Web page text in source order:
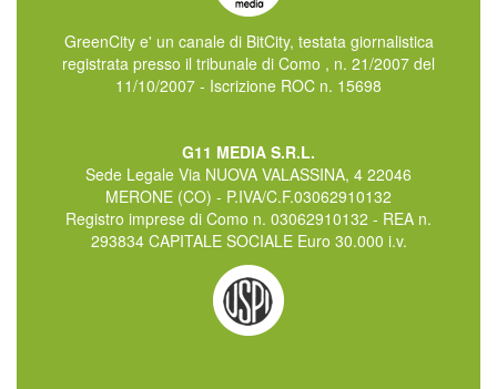
GreenCity e' un canale di BitCity, testata giornalistica
registrata presso il tribunale di Como , n. 21/2007 del
11/10/2007 - Iscrizione ROC n. 15698
G11 MEDIA S.R.L.
Sede Legale Via NUOVA VALASSINA, 4 22046
MERONE (CO) - P.IVA/C.F.03062910132
Registro imprese di Como n. 03062910132 - REA n.
293834 CAPITALE SOCIALE Euro 30.000 i.v.